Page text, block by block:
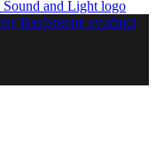
Bas/Srednji zvučnici